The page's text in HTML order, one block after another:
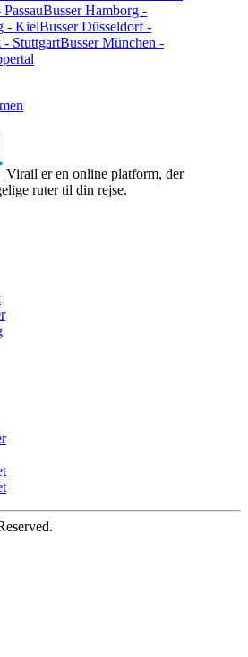
Busser Hamborg -
- KielBusser Düsseldorf -
- StuttgartBusser München -
Virail er en online platform, der
ruter til din rejse.